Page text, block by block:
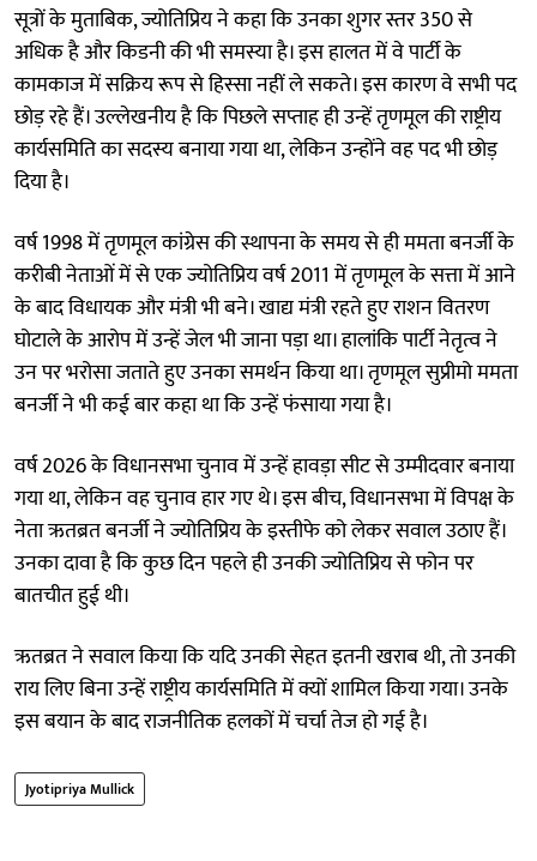
सूत्रों के मुताबिक, ज्योतिप्रिय ने कहा कि उनका शुगर स्तर 350 से
अधिक है और किडनी की भी समस्या है। इस हालत में वे पार्टी के
कामकाज में सक्रिय रूप से हिस्सा नहीं ले सकते। इस कारण वे सभी पद
छोड़ रहे हैं। उल्लेखनीय है कि पिछले सप्ताह ही उन्हें तृणमूल की राष्ट्रीय
कार्यसमिति का सदस्य बनाया गया था, लेकिन उन्होंने वह पद भी छोड़
दिया है।
वर्ष 1998 में तृणमूल कांग्रेस की स्थापना के समय से ही ममता बनर्जी के
करीबी नेताओं में से एक ज्योतिप्रिय वर्ष 2011 में तृणमूल के सत्ता में आने
के बाद विधायक और मंत्री भी बने। खाद्य मंत्री रहते हुए राशन वितरण
घोटाले के आरोप में उन्हें जेल भी जाना पड़ा था। हालांकि पार्टी नेतृत्व ने
उन पर भरोसा जताते हुए उनका समर्थन किया था। तृणमूल सुप्रीमो ममता
बनर्जी ने भी कई बार कहा था कि उन्हें फंसाया गया है।
वर्ष 2026 के विधानसभा चुनाव में उन्हें हावड़ा सीट से उम्मीदवार बनाया
गया था, लेकिन वह चुनाव हार गए थे। इस बीच, विधानसभा में विपक्ष के
नेता ऋतब्रत बनर्जी ने ज्योतिप्रिय के इस्तीफे को लेकर सवाल उठाए हैं।
उनका दावा है कि कुछ दिन पहले ही उनकी ज्योतिप्रिय से फोन पर
बातचीत हुई थी।
ऋतब्रत ने सवाल किया कि यदि उनकी सेहत इतनी खराब थी, तो उनकी
राय लिए बिना उन्हें राष्ट्रीय कार्यसमिति में क्यों शामिल किया गया। उनके
इस बयान के बाद राजनीतिक हलकों में चर्चा तेज हो गई है।
Jyotipriya Mullick